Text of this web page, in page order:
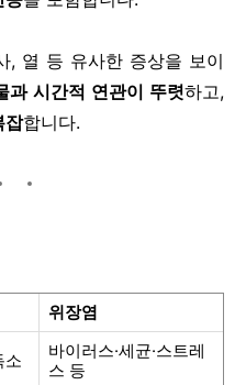
, 열 등 유사한 증상을 보이
과 시간적 연관이 뚜렷하고,
잡합니다.
위장염
소
바이러스·세균·스트레
스 등